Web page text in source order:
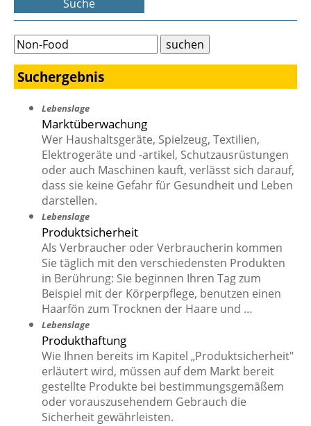
Suche
Suchergebnis
Lebenslage
Marktüberwachung
Wer Haushaltsgeräte, Spielzeug, Textilien,
Elektrogeräte und -artikel, Schutzausrüstungen
oder auch Maschinen kauft, verlässt sich darauf,
dass sie keine Gefahr für Gesundheit und Leben
darstellen.
Lebenslage
Produktsicherheit
Als Verbraucher oder Verbraucherin kommen
Sie täglich mit den verschiedensten Produkten
in Berührung: Sie beginnen Ihren Tag zum
Beispiel mit der Körperpflege, benutzen einen
Haarfön zum Trocknen der Haare und …
Lebenslage
Produkthaftung
Wie Ihnen bereits im Kapitel „Produktsicherheit"
erläutert wird, müssen auf dem Markt bereit
gestellte Produkte bei bestimmungsgemäßem
oder vorauszusehendem Gebrauch die
Sicherheit gewährleisten.